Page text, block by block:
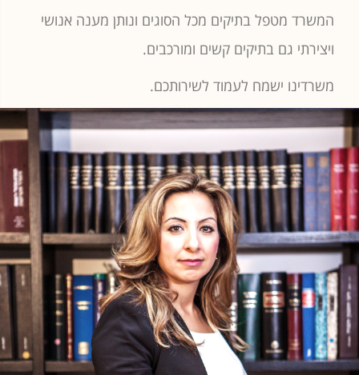
המשרד מטפל בתיקים מכל הסוגים ונותן מענה אנושי
ויצירתי גם בתיקים קשים ומורכבים.
משרדינו ישמח לעמוד לשירותכם.